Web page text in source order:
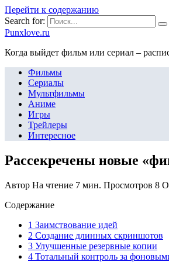
Перейти к содержанию
Search for:
Punxlove.ru
Когда выйдет фильм или сериал –
Фильмы
Сериалы
Мультфильмы
Аниме
Игры
Трейлеры
Интересное
Рассекречены новые
Автор На чтение 7 мин. Просмотров 8
Содержание
1 Заимствование идей
2 Создание длинных скриншотов
3 Улучшенные резервные копии
4 Тотальный контроль за